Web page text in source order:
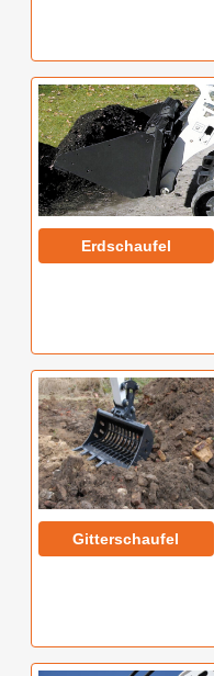
Erdschaufel
Gitterschaufel